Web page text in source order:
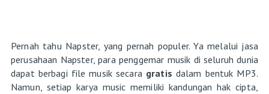
Pernah tahu Napster, yang pernah populer. Ya melalui jasa
perusahaan Napster, para penggemar musik di seluruh dunia
dapat berbagi file musik secara gratis dalam bentuk MP3.
Namun, setiap karya music memiliki kandungan hak cipta,